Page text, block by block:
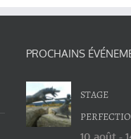
PROCHAINS
STAGE